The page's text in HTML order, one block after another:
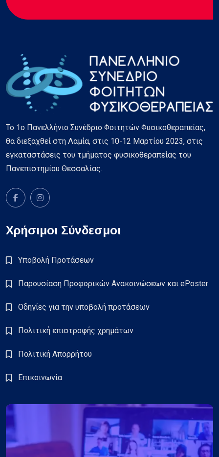
Το 1ο Πανελλήνιο Συνέδριο Φοιτητών Φυσικοθεραπείας,
θα διεξαχθεί στη Λαμία, στις 10-12 Μαρτίου 2023, στις
εγκαταστάσεις του τμήματος φυσικοθεραπείας του
Πανεπιστημίου Θεσσαλίας.
Χρήσιμοι Σύνδεσμοι
Υποβολή Προτάσεων
Παρουσίαση Προφορικών Ανακοινώσεων και ePoster
Οδηγίες για την υποβολή προτάσεων
Πολιτική επιστροφής χρημάτων
Πολιτική Απορρήτου
Επικοινωνία